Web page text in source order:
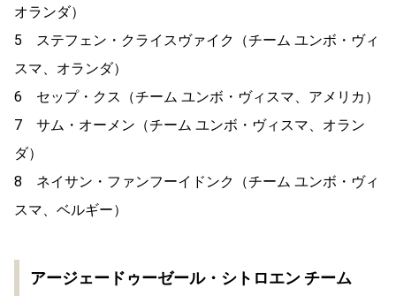
オランダ）
5 ステフェン・クライスヴァイク（チーム ユンボ・ヴィ
スマ、オランダ）
6 セップ・クス（チーム ユンボ・ヴィスマ、アメリカ）
7 サム・オーメン（チーム ユンボ・ヴィスマ、オラン
ダ）
8 ネイサン・ファンフーイドンク（チーム ユンボ・ヴィ
スマ、ベルギー）
アージェードゥーゼール・シトロエン チーム